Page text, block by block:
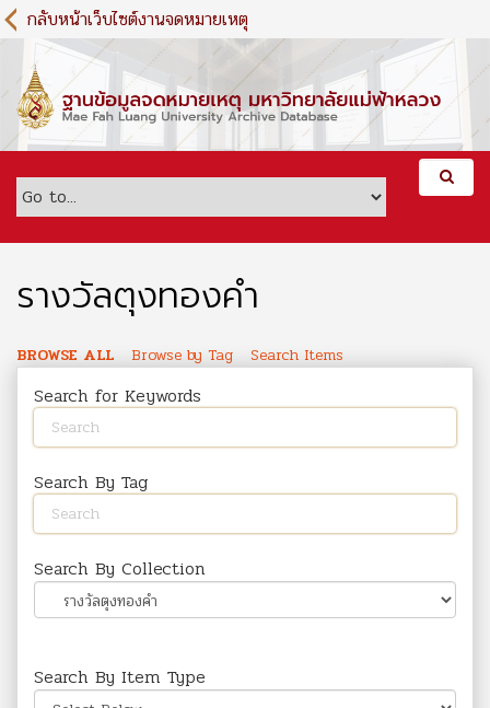
S
k
m
c
กลับหน้าเว็บไซต์งานจดหมายเหตุ
รางวัลตุงทองคำ
BROWSE ALL Browse by Tag Search Items
Search for Keywords
Search By Tag
Search By Collection
Search By Item Type